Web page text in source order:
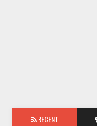
RECENT